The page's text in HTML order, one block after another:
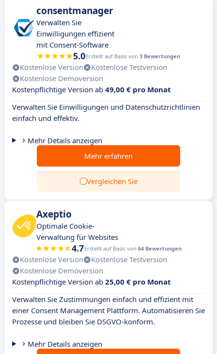
consentmanager
Verwalten Sie
Einwilligungen effizient
mit Consent-Software
5.0Erstellt auf Basis von 3 Bewertungen
Kostenlose Version
Kostenlose Testversion
Kostenlose Demoversion
Kostenpflichtige Version ab 49,00 € pro Monat
Verwalten Sie Einwilligungen und Datenschutzrichtlinien
einfach und effektiv.
Mehr Details anzeigen
Mehr erfahren
Vergleichen Sie
Axeptio
Optimale Cookie-
Verwaltung für Websites
4.7Erstellt auf Basis von 64 Bewertungen
Kostenlose Version
Kostenlose Testversion
Kostenlose Demoversion
Kostenpflichtige Version ab 25,00 € pro Monat
Verwalten Sie Zustimmungen einfach und effizient mit
einer Consent Management Plattform. Automatisieren Sie
Prozesse und bleiben Sie DSGVO-konform.
Mehr Details anzeigen